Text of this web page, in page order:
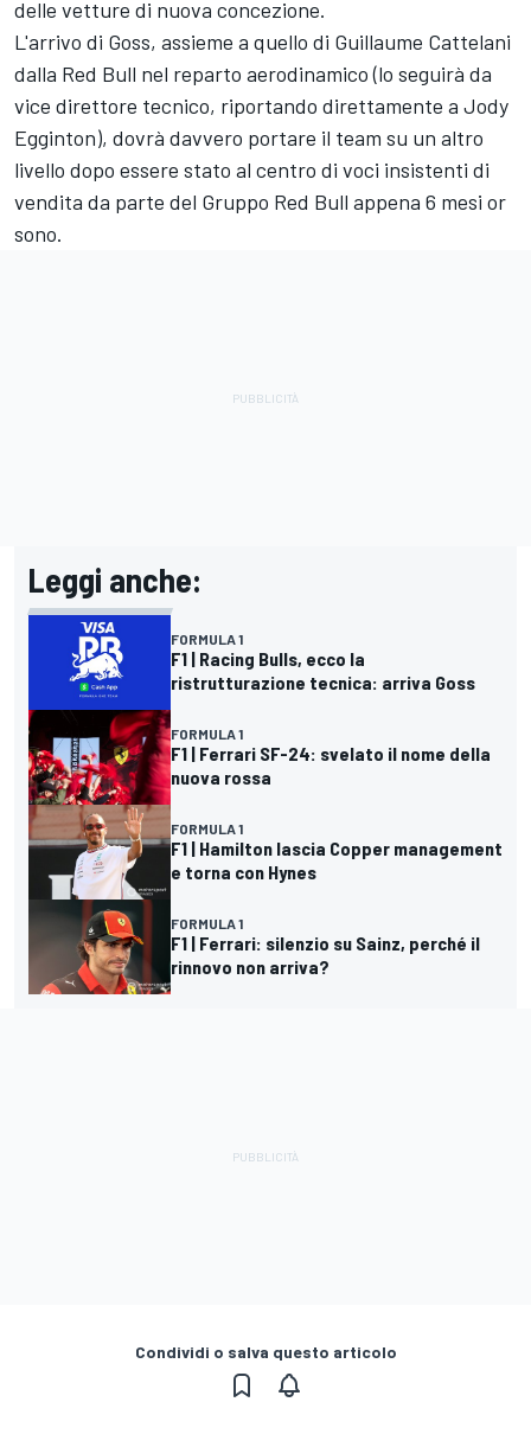
delle vetture di nuova concezione.
L'arrivo di Goss, assieme a quello di Guillaume Cattelani
dalla Red Bull nel reparto aerodinamico (lo seguirà da
vice direttore tecnico, riportando direttamente a Jody
Egginton), dovrà davvero portare il team su un altro
livello dopo essere stato al centro di voci insistenti di
vendita da parte del Gruppo Red Bull appena 6 mesi or
sono.
Leggi anche:
FORMULA 1
F1 | Racing Bulls, ecco la
ristrutturazione tecnica: arriva Goss
FORMULA 1
F1 | Ferrari SF-24: svelato il nome della
nuova rossa
FORMULA 1
F1 | Hamilton lascia Copper management
e torna con Hynes
FORMULA 1
F1 | Ferrari: silenzio su Sainz, perché il
rinnovo non arriva?
Condividi o salva questo articolo